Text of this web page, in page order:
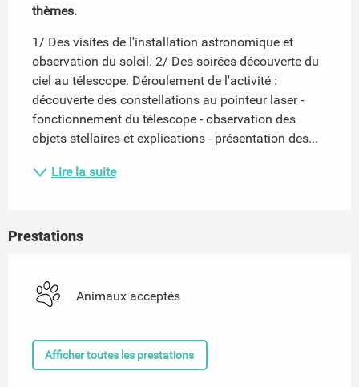
thèmes.
1/ Des visites de l'installation astronomique et
observation du soleil. 2/ Des soirées découverte du
ciel au télescope. Déroulement de l'activité :
découverte des constellations au pointeur laser -
fonctionnement du télescope - observation des
objets stellaires et explications - présentation des...
Lire la suite
Prestations
Animaux acceptés
Afficher toutes les prestations